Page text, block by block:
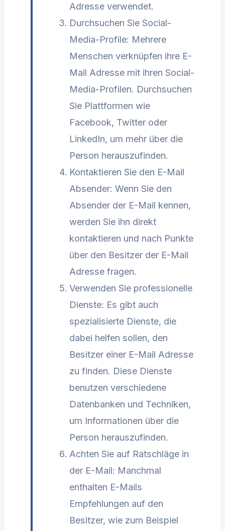
Adresse verwendet.
Durchsuchen Sie Social-
Media-Profile: Mehrere
Menschen verknüpfen ihre E-
Mail Adresse mit ihren Social-
Media-Profilen. Durchsuchen
Sie Plattformen wie
Facebook, Twitter oder
LinkedIn, um mehr über die
Person herauszufinden.
Kontaktieren Sie den E-Mail
Absender: Wenn Sie den
Absender der E-Mail kennen,
werden Sie ihn direkt
kontaktieren und nach Punkte
über den Besitzer der E-Mail
Adresse fragen.
Verwenden Sie professionelle
Dienste: Es gibt auch
spezialisierte Dienste, die
dabei helfen sollen, den
Besitzer einer E-Mail Adresse
zu finden. Diese Dienste
benutzen verschiedene
Datenbanken und Techniken,
um Informationen über die
Person herauszufinden.
Achten Sie auf Ratschläge in
der E-Mail: Manchmal
enthalten E-Mails
Empfehlungen auf den
Besitzer, wie zum Beispiel